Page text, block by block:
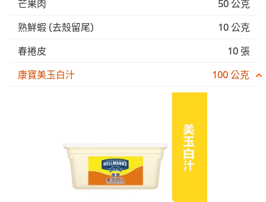
芒果肉
50 公克
熟鮮蝦 (去殼留尾)
10 公克
春捲皮
10 張
康寶美玉白汁
100 公克